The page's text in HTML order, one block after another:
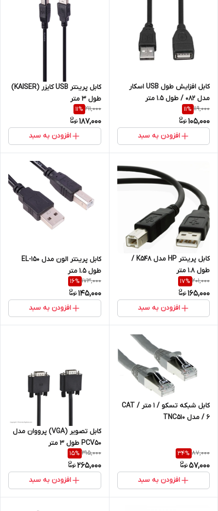
کابل افزایش طول USB اسکار
مدل 082 / طول 1.5 متر
119,000
11%
105,000
افزودن به سبد
کابل پرینتر USB کایزر (KAISER)
طول 3 متر
211,000
11%
187,000
افزودن به سبد
کابل پرینتر HP مدل K548 /
طول 1.8 متر
201,000
17%
165,000
افزودن به سبد
کابل پرینتر الون مدل EL-150
طول 1.5 متر
173,000
16%
145,000
افزودن به سبد
کابل شبکه تسکو / 1 متر / CAT
6 / مدل TNC510
87,000
34%
57,000
افزودن به سبد
کابل تصویر (VGA) پرووان مدل
PCV50 طول 3 متر
315,000
15%
265,000
افزودن به سبد